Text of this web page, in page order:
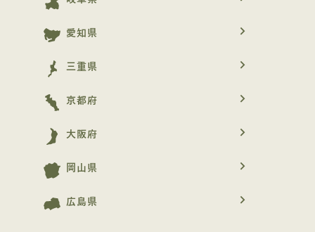
愛知県 navigate_next
三重県 navigate_next
京都府 navigate_next
大阪府 navigate_next
岡山県 navigate_next
広島県 navigate_next